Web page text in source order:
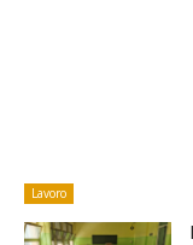
Lavoro